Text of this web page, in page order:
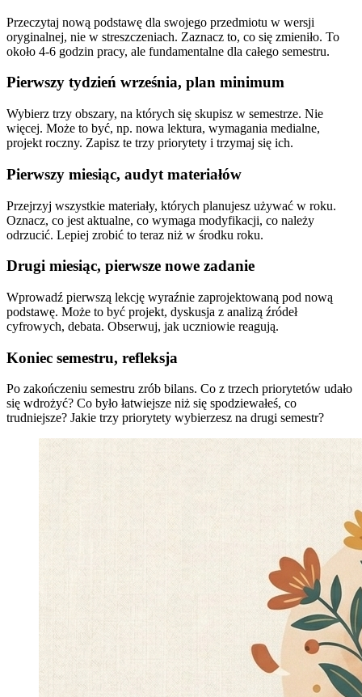
Przeczytaj nową podstawę dla swojego przedmiotu w wersji
oryginalnej, nie w streszczeniach. Zaznacz to, co się zmieniło. To
około 4-6 godzin pracy, ale fundamentalne dla całego semestru.
Pierwszy tydzień września, plan minimum
Wybierz trzy obszary, na których się skupisz w semestrze. Nie
więcej. Może to być, np. nowa lektura, wymagania medialne,
projekt roczny. Zapisz te trzy priorytety i trzymaj się ich.
Pierwszy miesiąc, audyt materiałów
Przejrzyj wszystkie materiały, których planujesz używać w roku.
Oznacz, co jest aktualne, co wymaga modyfikacji, co należy
odrzucić. Lepiej zrobić to teraz niż w środku roku.
Drugi miesiąc, pierwsze nowe zadanie
Wprowadź pierwszą lekcję wyraźnie zaprojektowaną pod nową
podstawę. Może to być projekt, dyskusja z analizą źródeł
cyfrowych, debata. Obserwuj, jak uczniowie reagują.
Koniec semestru, refleksja
Po zakończeniu semestru zrób bilans. Co z trzech priorytetów udało
się wdrożyć? Co było łatwiejsze niż się spodziewałeś, co
trudniejsze? Jakie trzy priorytety wybierzesz na drugi semestr?